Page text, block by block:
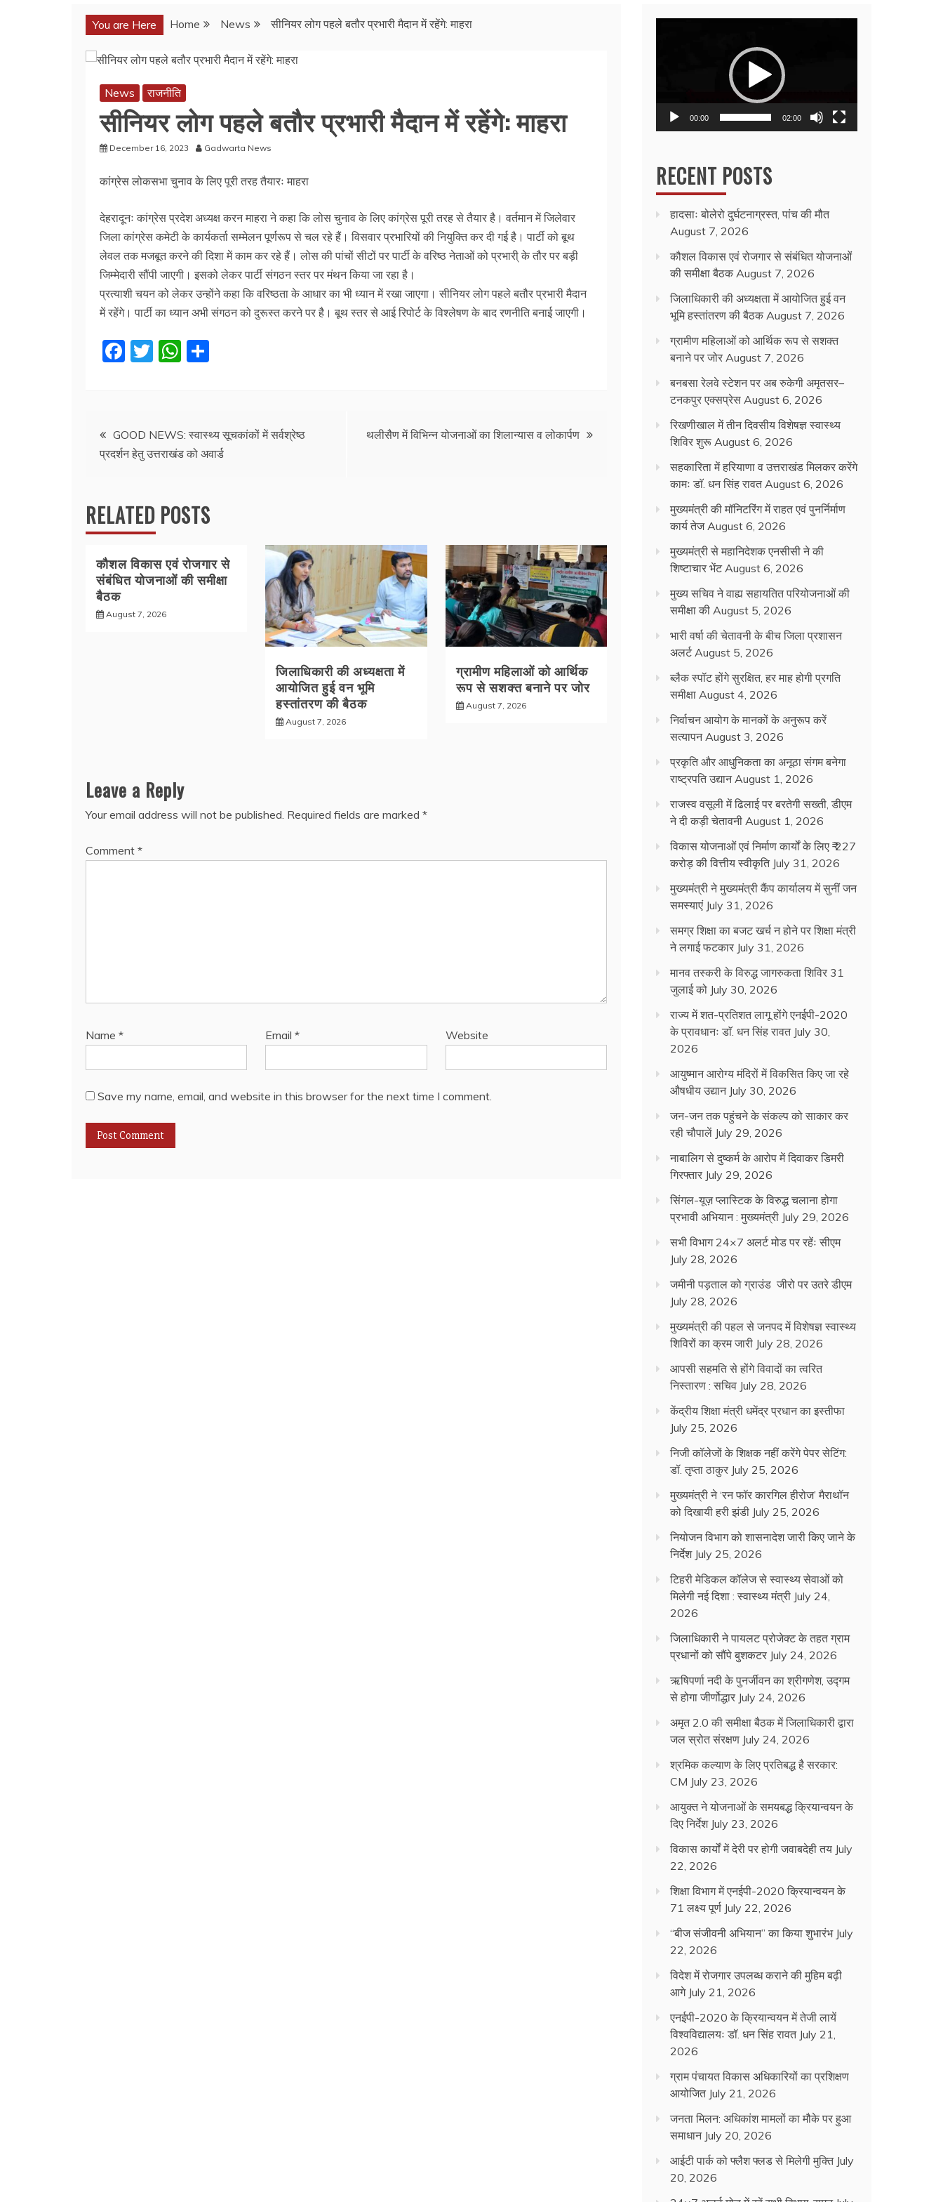
You are Here Home News सीनियर लोग पहले बतौर प्रभारी मैदान में रहेंगे: माहरा
News राजनीति
सीनियर लोग पहले बतौर प्रभारी मैदान में रहेंगे: माहरा
December 16, 2023 Gadwarta News
कांग्रेस लोकसभा चुनाव के लिए पूरी तरह तैयारः माहरा
देहरादूनः कांग्रेस प्रदेश अध्यक्ष करन माहरा ने कहा कि लोस चुनाव के लिए कांग्रेस पूरी तरह से तैयार है। वर्तमान में जिलेवार
जिला कांग्रेस कमेटी के कार्यकर्ता सम्मेलन पूर्णरूप से चल रहे हैं। विसवार प्रभारियों की नियुक्ति कर दी गई है। पार्टी को बूथ
लेवल तक मजबूत करने की दिशा में काम कर रहे हैं। लोस की पांचों सीटों पर पार्टी के वरिष्ठ नेताओं को प्रभारी् के तौर पर बड़ी
जिम्मेदारी सौंपी जाएगी। इसको लेकर पार्टी संगठन स्तर पर मंथन किया जा रहा है।
प्रत्याशी चयन को लेकर उन्होंने कहा कि वरिष्ठता के आधार का भी ध्यान में रखा जाएगा। सीनियर लोग पहले बतौर प्रभारी मैदान
में रहेंगे। पार्टी का ध्यान अभी संगठन को दुरूस्त करने पर है। बूथ स्तर से आई रिपोर्ट के विश्लेषण के बाद रणनीति बनाई जाएगी।
F
b
o
k
T
W
A
p
Post
navigation
GOOD NEWS: स्वास्थ्य सूचकांकों में सर्वश्रेष्ठ
प्रदर्शन हेतु उत्तराखंड को अवार्ड
थलीसैण में विभिन्न योजनाओं का शिलान्यास व लोकार्पण
RELATED POSTS
कौशल विकास एवं रोजगार से
संबंधित योजनाओं की समीक्षा
बैठक
August 7, 2026
जिलाधिकारी की अध्यक्षता में
आयोजित हुई वन भूमि
हस्तांतरण की बैठक
August 7, 2026
ग्रामीण महिलाओं को आर्थिक
रूप से सशक्त बनाने पर जोर
August 7, 2026
Leave a Reply
Your email address will not be published. Required fields are marked *
Comment *
Name * Email* Website
Save my name, email, and website in this browser for the next time I comment.
00:00 02:00
RECENT POSTS
हादसाः बोलेरो दुर्घटनाग्रस्त, पांच की मौत
August 7, 2026
कौशल विकास एवं रोजगार से संबंधित योजनाओं
की समीक्षा बैठक August 7, 2026
जिलाधिकारी की अध्यक्षता में आयोजित हुई वन
भूमि हस्तांतरण की बैठक August 7, 2026
ग्रामीण महिलाओं को आर्थिक रूप से सशक्त
बनाने पर जोर August 7, 2026
बनबसा रेलवे स्टेशन पर अब रुकेगी अमृतसर–
टनकपुर एक्सप्रेस August 6, 2026
रिखणीखाल में तीन दिवसीय विशेषज्ञ स्वास्थ्य
शिविर शुरू August 6, 2026
सहकारिता में हरियाणा व उत्तराखंड मिलकर करेंगे
कामः डाॅ. धन सिंह रावत August 6, 2026
मुख्यमंत्री की मॉनिटरिंग में राहत एवं पुनर्निर्माण
कार्य तेज August 6, 2026
मुख्यमंत्री से महानिदेशक एनसीसी ने की
शिष्टाचार भेंट August 6, 2026
मुख्य सचिव ने वाह्य सहायतित परियोजनाओं की
समीक्षा की August 5, 2026
भारी वर्षा की चेतावनी के बीच जिला प्रशासन
अलर्ट August 5, 2026
ब्लैक स्पॉट होंगे सुरक्षित, हर माह होगी प्रगति
समीक्षा August 4, 2026
निर्वाचन आयोग के मानकों के अनुरूप करें
सत्यापन August 3, 2026
प्रकृति और आधुनिकता का अनूठा संगम बनेगा
राष्ट्रपति उद्यान August 1, 2026
राजस्व वसूली में ढिलाई पर बरतेगी सख्ती, डीएम
ने दी कड़ी चेतावनी August 1, 2026
विकास योजनाओं एवं निर्माण कार्यों के लिए ₹ 227
करोड़ की वित्तीय स्वीकृति July 31, 2026
मुख्यमंत्री ने मुख्यमंत्री कैंप कार्यालय में सुनीं जन
समस्याएं July 31, 2026
समग्र शिक्षा का बजट खर्च न होने पर शिक्षा मंत्री
ने लगाई फटकार July 31, 2026
मानव तस्करी के विरुद्ध जागरुकता शिविर 31
जुलाई को July 30, 2026
राज्य में शत-प्रतिशत लागू होंगे एनईपी-2020
के प्रावधानः डाॅ. धन सिंह रावत July 30,
2026
आयुष्मान आरोग्य मंदिरों में विकसित किए जा रहे
औषधीय उद्यान July 30, 2026
जन-जन तक पहुंचने के संकल्प को साकार कर
रही चौपालें July 29, 2026
नाबालिग से दुष्कर्म के आरोप में दिवाकर डिमरी
गिरफ्तार July 29, 2026
सिंगल-यूज़ प्लास्टिक के विरुद्ध चलाना होगा
प्रभावी अभियान : मुख्यमंत्री July 29, 2026
सभी विभाग 24×7 अलर्ट मोड पर रहेंः सीएम
July 28, 2026
जमीनी पड़ताल को ग्राउंड जीरो पर उतरे डीएम
July 28, 2026
मुख्यमंत्री की पहल से जनपद में विशेषज्ञ स्वास्थ्य
शिविरों का क्रम जारी July 28, 2026
आपसी सहमति से होंगे विवादों का त्वरित
निस्तारण : सचिव July 28, 2026
केंद्रीय शिक्षा मंत्री धमेंद्र प्रधान का इस्तीफा
July 25, 2026
निजी कॉलेजों के शिक्षक नहीं करेंगे पेपर सेटिंग:
डॉ. तृप्ता ठाकुर July 25, 2026
मुख्यमंत्री ने ‘रन फॉर कारगिल हीरोज’ मैराथॉन
को दिखायी हरी झंडी July 25, 2026
नियोजन विभाग को शासनादेश जारी किए जाने के
निर्देश July 25, 2026
टिहरी मेडिकल कॉलेज से स्वास्थ्य सेवाओं को
मिलेगी नई दिशा : स्वास्थ्य मंत्री July 24,
2026
जिलाधिकारी ने पायलट प्रोजेक्ट के तहत ग्राम
प्रधानों को सौंपे बुशकटर July 24, 2026
ऋषिपर्णा नदी के पुनर्जीवन का श्रीगणेश, उद्गम
से होगा जीर्णोद्धार July 24, 2026
अमृत 2.0 की समीक्षा बैठक में जिलाधिकारी द्वारा
जल स्रोत संरक्षण July 24, 2026
श्रमिक कल्याण के लिए प्रतिबद्ध है सरकार:
CM July 23, 2026
आयुक्त ने योजनाओं के समयबद्ध क्रियान्वयन के
दिए निर्देश July 23, 2026
विकास कार्यों में देरी पर होगी जवाबदेही तय July
22, 2026
शिक्षा विभाग में एनईपी-2020 क्रियान्वयन के
71 लक्ष्य पूर्ण July 22, 2026
“बीज संजीवनी अभियान” का किया शुभारंभ July
22, 2026
विदेश में रोजगार उपलब्ध कराने की मुहिम बढ़ी
आगे July 21, 2026
एनईपी-2020 के क्रियान्वयन में तेजी लायें
विश्वविद्यालयः डॉ. धन सिंह रावत July 21,
2026
ग्राम पंचायत विकास अधिकारियों का प्रशिक्षण
आयोजित July 21, 2026
जनता मिलन: अधिकांश मामलों का मौके पर हुआ
समाधान July 20, 2026
आईटी पार्क को फ्लैश फ्लड से मिलेगी मुक्ति July
20, 2026